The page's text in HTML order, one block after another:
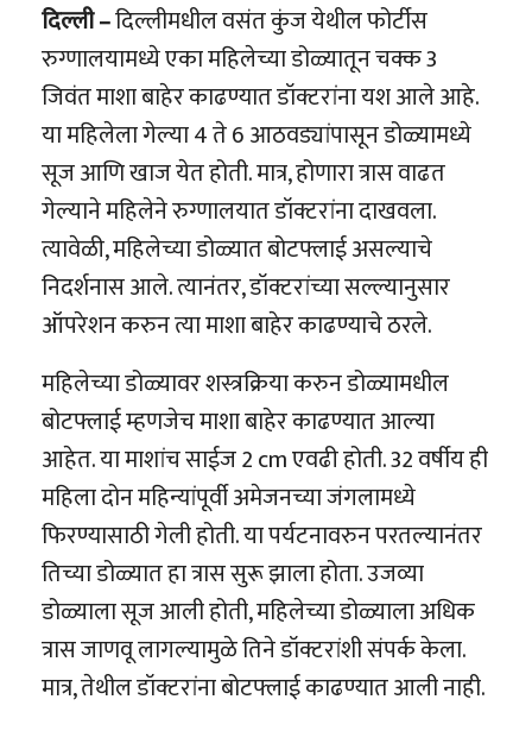
दिल्ली –दिल्लीमधील वसंत कुंज येथील फोर्टीस
रुग्णालयामध्ये एका महिलेच्या डोळ्यातून चक्क 3
जिवंत माशा बाहेर काढण्यात डॉक्टरांना यश आले आहे.
या महिलेला गेल्या 4 ते 6 आठवड्यांपासून डोळ्यामध्ये
सूज आणि खाज येत होती. मात्र, होणारा त्रास वाढत
गेल्याने महिलेने रुग्णालयात डॉक्टरांना दाखवला.
त्यावेळी, महिलेच्या डोळ्यात बोटफ्लाई असल्याचे
निदर्शनास आले. त्यानंतर, डॉक्टरांच्या सल्ल्यानुसार
ऑपरेशन करुन त्या माशा बाहेर काढण्याचे ठरले.
महिलेच्या डोळ्यावर शस्त्रक्रिया करुन डोळ्यामधील
बोटफ्लाई म्हणजेच माशा बाहेर काढण्यात आल्या
आहेत. या माशांच साईज 2 cm एवढी होती. 32 वर्षीय ही
महिला दोन महिन्यांपूर्वी अमेजनच्या जंगलामध्ये
फिरण्यासाठी गेली होती. या पर्यटनावरुन परतल्यानंतर
तिच्या डोळ्यात हा त्रास सुरू झाला होता. उजव्या
डोळ्याला सूज आली होती, महिलेच्या डोळ्याला अधिक
त्रास जाणवू लागल्यामुळे तिने डॉक्टरांशी संपर्क केला.
मात्र, तेथील डॉक्टरांना बोटफ्लाई काढण्यात आली नाही.